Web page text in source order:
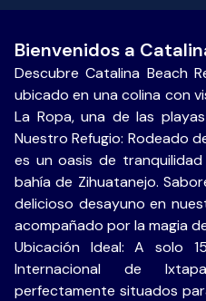
Bienvenidos a
Descubre Catalina Beach
ubicado en una colina con
La Ropa, una de las
Nuestro Refugio: Rodeado
es un oasis de
bahía de Zihuatanejo.
delicioso desayuno en
acompañado por la magia
Ubicación Ideal: A solo
Internacional de
perfectamente situados